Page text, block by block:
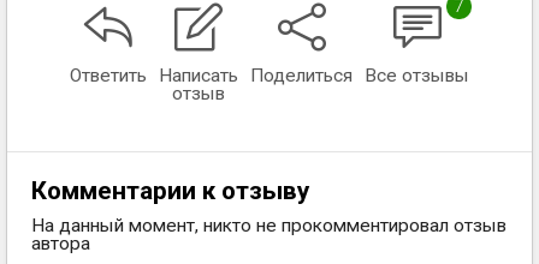
Ответить
Написать
отзыв
Поделиться
7
Все отзывы
Комментарии к отзыву
На данный момент, никто не прокомментировал отзыв
автора